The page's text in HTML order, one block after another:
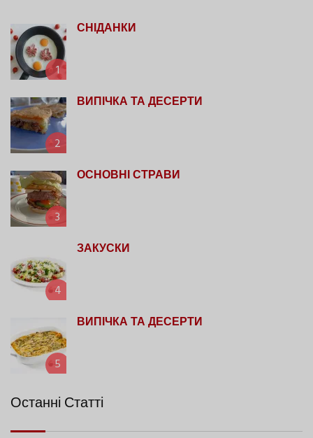
1
СНІДАНКИ
2
ВИПІЧКА ТА ДЕСЕРТИ
3
ОСНОВНІ СТРАВИ
4
ЗАКУСКИ
5
ВИПІЧКА ТА ДЕСЕРТИ
Останні Статті